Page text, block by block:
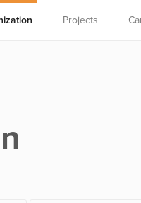
Projects